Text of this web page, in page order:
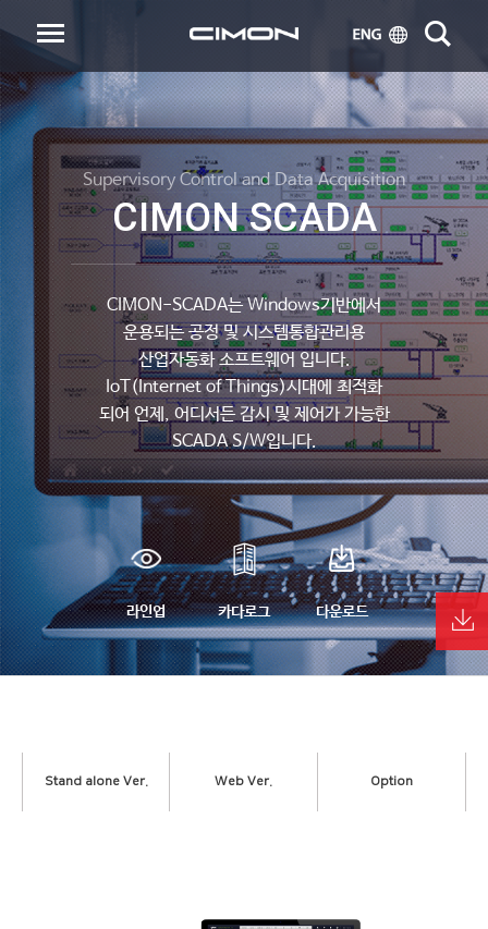
Supervisory Control and Data Acquisition
CIMON SCADA
CIMON-SCADA는 Windows기반에서
운용되는 공정 및 시스템통합관리용
산업자동화 소프트웨어 입니다.
IoT(Internet of Things)시대에 최적화
되어 언제, 어디서든 감시 및 제어가 가능한
SCADA S/W입니다.
라인업 카다로그 다운로드
Stand alone Ver. Web Ver. Option